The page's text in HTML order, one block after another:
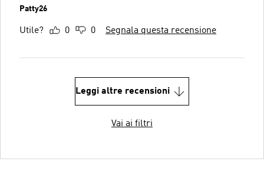
Patty26
Utile? 0 0 Segnala questa recensione
Leggi altre recensioni
Vai ai filtri